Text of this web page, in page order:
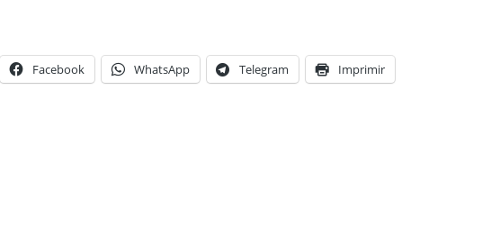
Facebook WhatsApp Telegram Imprimir